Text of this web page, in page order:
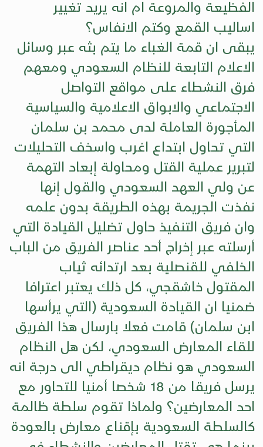
الفظيعة والمروعة ام انه يريد تغيير
اساليب القمع وكتم الانفاس؟
يبقى ان قمة الغباء ما يتم بثه عبر وسائل
الاعلام التابعة للنظام السعودي ومعهم
فرق النشطاء على مواقع التواصل
الاجتماعي والابواق الاعلامية والسياسية
المأجورة العاملة لدى محمد بن سلمان
التي تحاول ابتداع اغرب واسخف التحليلات
لتبرير عملية القتل ومحاولة إبعاد التهمة
عن ولي العهد السعودي والقول إنها
نفذت الجريمة بهذه الطريقة بدون علمه
وان فريق التنفيذ حاول تضليل القيادة التي
أرسلته عبر إخراج أحد عناصر الفريق من الباب
الخلفي للقنصلية بعد ارتدائه ثياب
المقتول خاشقجي، كل ذلك يعتبر اعترافا
ضمنيا ان القيادة السعودية (التي يرأسها
ابن سلمان) قامت فعلا بارسال هذا الفريق
للقاء المعارض السعودي، لكن هل النظام
السعودي هو نظام ديقراطي الى درجة انه
يرسل فريقا من 18 شخصا أمنيا للتحاور مع
احد المعارضين؟ ولماذا تقوم سلطة ظالمة
كالسلطة السعودية بإقناع معارض بالعودة